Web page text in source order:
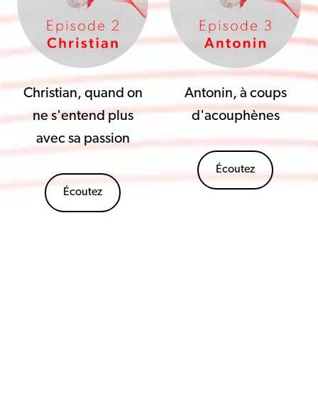
Christian, quand on
ne s'entend plus
avec sa passion
Écoutez
Antonin, à coups
d'acouphènes
Écoutez